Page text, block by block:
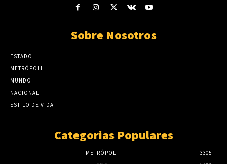
Sobre Nosotros
ESTADO
METRÓPOLI
MUNDO
NACIONAL
ESTILO DE VIDA
Categorias Populares
METRÓPOLI
3305